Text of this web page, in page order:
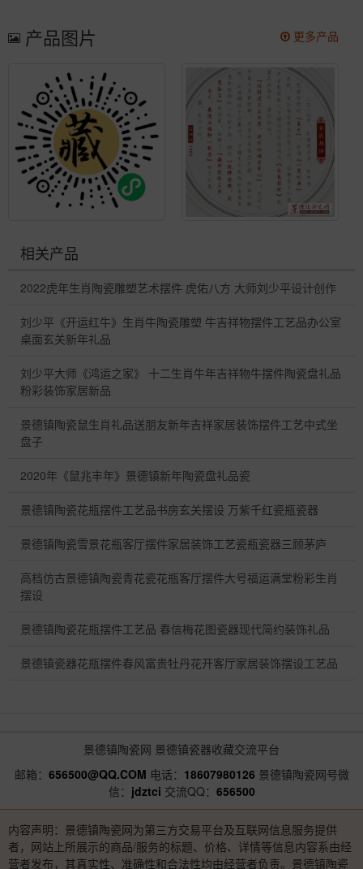
更多产品
产品图片
相关产品
2022虎年生肖陶瓷雕塑艺术摆件 虎佑八方 大师刘少平设计创作
刘少平《开运红牛》生肖牛陶瓷雕塑 牛吉祥物摆件工艺品办公室
桌面玄关新年礼品
刘少平大师《鸿运之家》 十二生肖牛年吉祥物牛摆件陶瓷盘礼品
粉彩装饰家居新品
景德镇陶瓷鼠生肖礼品送朋友新年吉祥家居装饰摆件工艺中式坐
盘子
2020年《鼠兆丰年》景德镇新年陶瓷盘礼品瓷
景德镇陶瓷花瓶摆件工艺品书房玄关摆设 万紫千红瓷瓶瓷器
景德镇陶瓷雪景花瓶客厅摆件家居装饰工艺瓷瓶瓷器三顾茅庐
高档仿古景德镇陶瓷青花瓷花瓶客厅摆件大号福运满堂粉彩生肖
摆设
景德镇陶瓷花瓶摆件工艺品 春信梅花图瓷器现代简约装饰礼品
景德镇瓷器花瓶摆件春风富贵牡丹花开客厅家居装饰摆设工艺品
景德镇陶瓷网 景德镇瓷器收藏交流平台
邮箱： 656500@QQ.COM 电话： 18607980126 景德镇陶瓷网号微
信： jdztci 交流QQ： 656500
内容声明：景德镇陶瓷网为第三方交易平台及互联网信息服务提供
者，网站上所展示的商品/服务的标题、价格、详情等信息内容系由经
营者发布，其真实性、准确性和合法性均由经营者负责。景德镇陶瓷